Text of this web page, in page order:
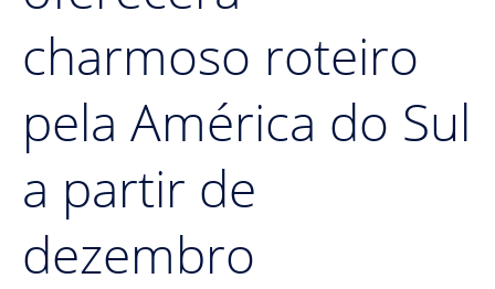
charmoso roteiro
pela América do Sul
a partir de
dezembro